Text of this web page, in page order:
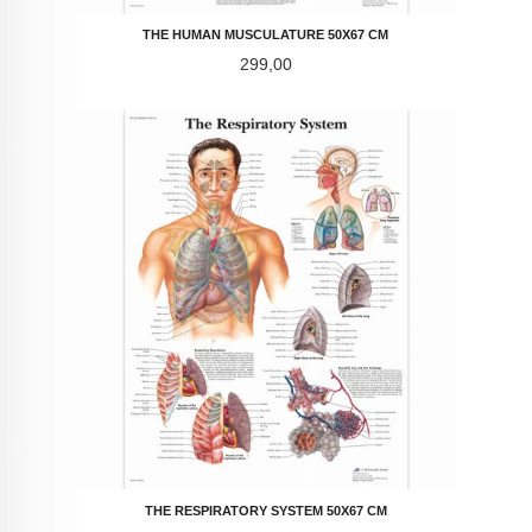
THE HUMAN MUSCULATURE 50X67 CM
Pris
299,00
THE RESPIRATORY SYSTEM 50X67 CM